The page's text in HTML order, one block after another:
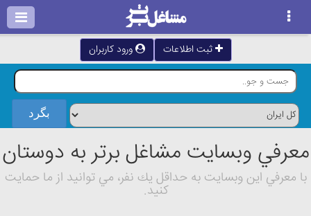
ثبت اطلاعات ورود کاربران
معرفي وبسايت مشاغل برتر به دوستان
با معرفي اين وبسايت به حداقل يك نفر، مي توانيد از ما حمايت
كنيد.